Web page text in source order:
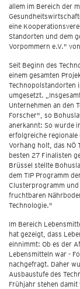
allem im Bereich der
eine
Standorten und dem
Vorpommern e.V."
Seit Beginn des
einem gesamten
Technopolstandorten
umgesetzt.
Unternehmen an den
Forscher", so
anerkannt: So wurde
erfolgreiche regionale
Vorhang holt, das NÖ
besten 27 Finalisten
Brüssel stellte
dem TIP Programm
Clusterprogramm und
fruchtbaren
Technologie."
Im Bereich
hat gezeigt, dass
einnimmt: Ob es der
Lebensmitteln war -
nachgefragt. Daher
Ausbaustufe des
Frühjahr stehen